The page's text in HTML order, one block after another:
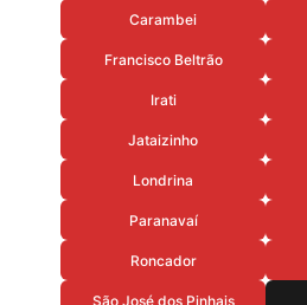
Carambei
Francisco Beltrão
Irati
Jataizinho
Londrina
Paranavaí
Roncador
São José dos Pinhais